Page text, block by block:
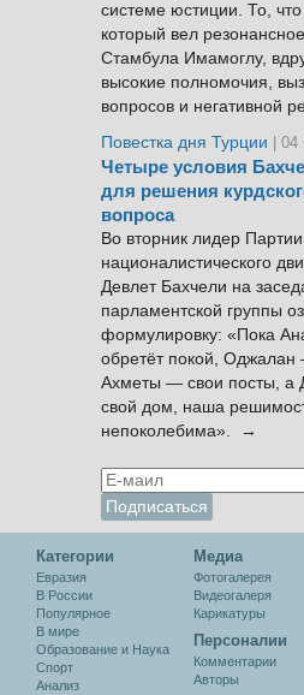
системе юстиции. То, что
который вел
Стамбула Имамоглу,
высокие полномочия,
вопросов и негативной
Повестка дня Турции
|
Четыре условия
для решения
вопроса
Во вторник лидер Партии
националистического
Девлет Бахчели на
парламентской группы
формулировку: «Пока
обретёт покой,
Ахметы — свои посты,
свой дом, наша
непоколебима». →
Категории
Евразия
В России
Популярное
В мире
Образование и Наука
Спорт
Анализ
Медиа
Фотогалерея
Видеогалеря
Карикатуры
Персоналии
Комментарии
Авторы